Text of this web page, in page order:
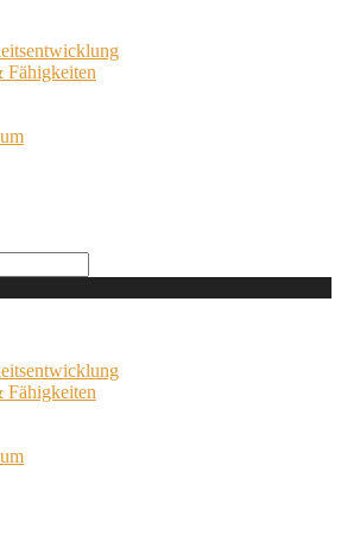
Fähigkeiten
Fähigkeiten